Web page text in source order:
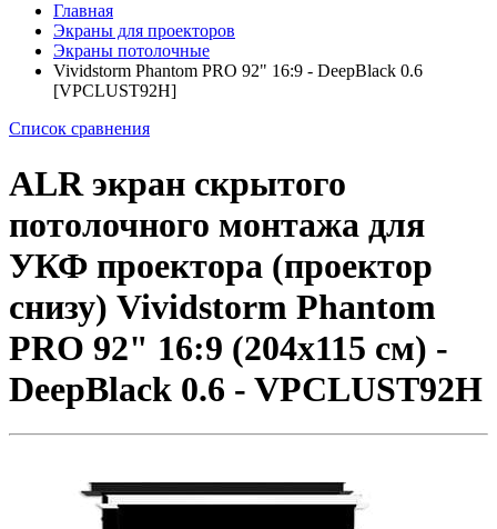
Главная
Экраны для проекторов
Экраны потолочные
Vividstorm Phantom PRO 92" 16:9 - DeepBlack 0.6
[VPCLUST92H]
Список сравнения
ALR экран скрытого
потолочного монтажа для
УКФ проектора (проектор
снизу) Vividstorm Phantom
PRO 92" 16:9 (204x115 см) -
DeepBlack 0.6 - VPCLUST92H